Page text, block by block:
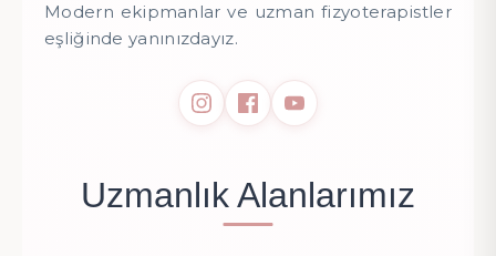
Modern ekipmanlar ve uzman fizyoterapistler
eşliğinde yanınızdayız.
Uzmanlık Alanlarımız